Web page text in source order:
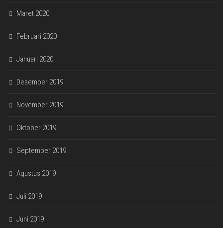
Maret 2020
Februari 2020
Januari 2020
Desember 2019
November 2019
Oktober 2019
September 2019
Agustus 2019
Juli 2019
Juni 2019